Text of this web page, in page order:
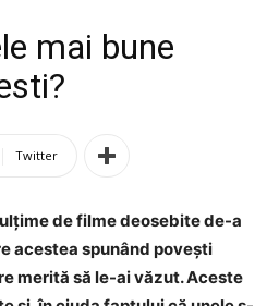
mai bune
Twitter
de filme deosebite de-a
acestea spunând povești
merită să le-ai văzut. Aceste